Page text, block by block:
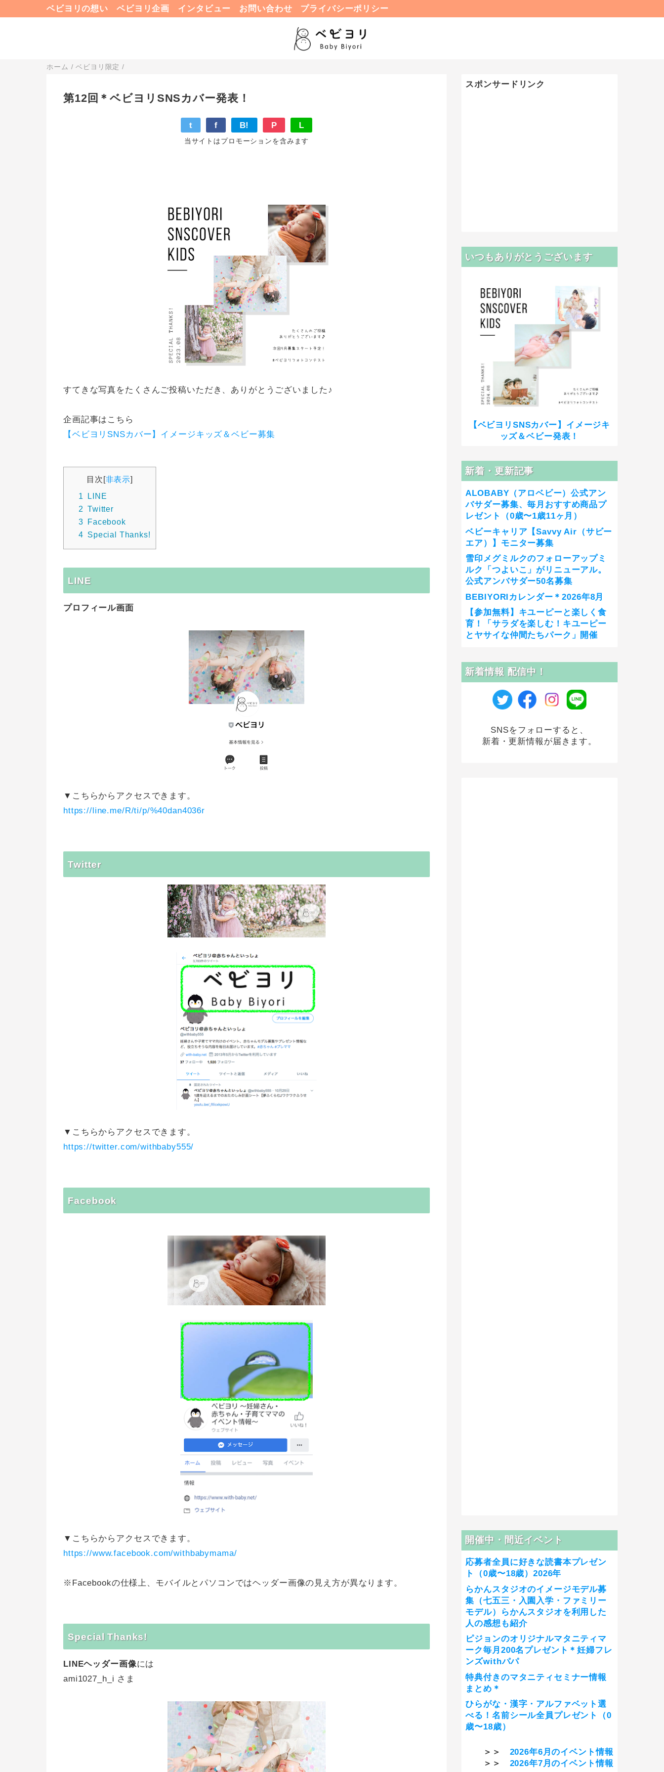
ベビヨリの想い ベビヨリ企画 インタビュー お問い合わせ プライバシーポリシー
ホーム /ベビヨリ限定 /
第12回＊ベビヨリSNSカバー発表！
t f B! P L
当サイトはプロモーションを含みます
すてきな写真をたくさんご投稿いただき、ありがとうございました♪
企画記事はこちら
【ベビヨリSNSカバー】イメージキッズ＆ベビー募集
目次[非表示]
1
LINE
2 Twitter
3 Facebook
4 Special Thanks!
LINE
プロフィール画面
▼こちらからアクセスできます。
https://line.me/R/ti/p/%40dan4036r
Twitter
▼こちらからアクセスできます。
https://twitter.com/withbaby555/
Facebook
▼こちらからアクセスできます。
https://www.facebook.com/withbabymama/
※Facebookの仕様上、モバイルとパソコンではヘッダー画像の見え方が異なります。
Special Thanks!
LINEヘッダー画像には
ami1027_h_i さま
スポンサードリンク
いつもありがとうございます
【ベビヨリSNSカバー】イメージキ
ッズ＆ベビー発表！
新着・更新記事
ALOBABY（アロベビー）公式アン
バサダー募集、毎月おすすめ商品プ
レゼント（0歳〜1歳11ヶ月）
ベビーキャリア【Savvy Air（サビー
エア）】モニター募集
雪印メグミルクのフォローアップミ
ルク「つよいこ」がリニューアル。
公式アンバサダー50名募集
BEBIYORIカレンダー＊2026年8月
【参加無料】キユーピーと楽しく食
育！「サラダを楽しむ！キユーピー
とヤサイな仲間たちパーク」開催
新着情報 配信中！
SNSをフォローすると、
新着・更新情報が届きます。
開催中・間近イベント
応募者全員に好きな読書本プレゼン
ト（0歳〜18歳）2026年
らかんスタジオのイメージモデル募
集（七五三・入園入学・ファミリー
モデル）らかんスタジオを利用した
人の感想も紹介
ピジョンのオリジナルマタニティマ
ーク毎月200名プレゼント＊妊婦フレ
ンズwithパパ
特典付きのマタニティセミナー情報
まとめ＊
ひらがな・漢字・アルファベット選
べる！名前シール全員プレゼント（0
歳〜18歳）
＞＞ 2026年6月のイベント情報
＞＞ 2026年7月のイベント情報